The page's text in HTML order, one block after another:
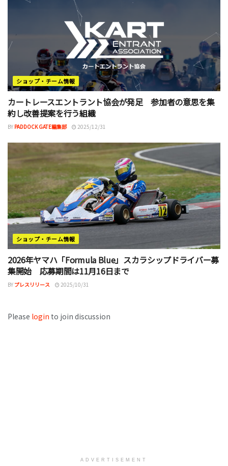
ショップ・チーム情報
カートレースエントラント協会が発足 参加者の意思を集
約し改善提案を行う組織
BY PADDOCK GATE編集部 2025/12/31
ショップ・チーム情報
2026年ヤマハ「Formula Blue」スカラシップドライバー募
集開始 応募期間は11月16日まで
BY プレスリリース 2025/10/31
Please login to join discussion
ADVERTISEMENT